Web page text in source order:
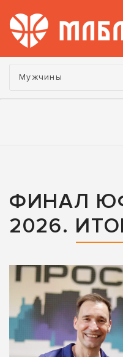
Турнир:
Мужчины
ФИНАЛ
2026.